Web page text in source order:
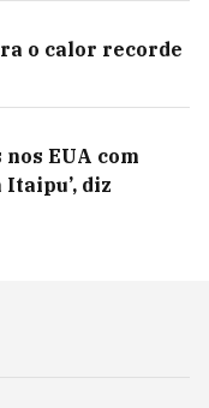
o calor recorde
EUA com
diz